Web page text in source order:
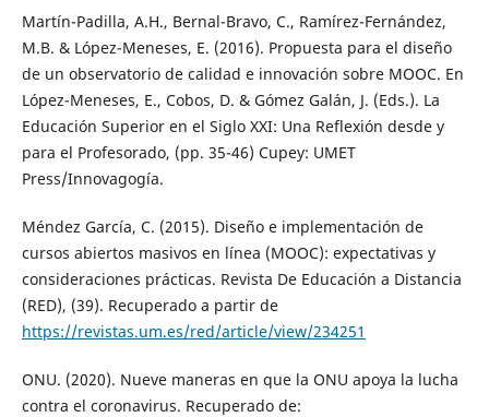
Martín-Padilla, A.H., Bernal-Bravo, C., Ramírez-Fernández,
M.B. & López-Meneses, E. (2016). Propuesta para el diseño
de un observatorio de calidad e innovación sobre MOOC. En
López-Meneses, E., Cobos, D. & Gómez Galán, J. (Eds.). La
Educación Superior en el Siglo XXI: Una Reflexión desde y
para el Profesorado, (pp. 35-46) Cupey: UMET
Press/Innovagogía.
Méndez García, C. (2015). Diseño e implementación de
cursos abiertos masivos en línea (MOOC): expectativas y
consideraciones prácticas. Revista De Educación a Distancia
(RED), (39). Recuperado a partir de
https://revistas.um.es/red/article/view/234251
ONU. (2020). Nueve maneras en que la ONU apoya la lucha
contra el coronavirus. Recuperado de: